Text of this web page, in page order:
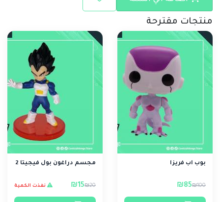
منتجات مقترحة
بوب اب فريزا
₪100
₪85
مجسم دراغون بول فيجيتا 2
₪20
₪15 نفذت الكمية